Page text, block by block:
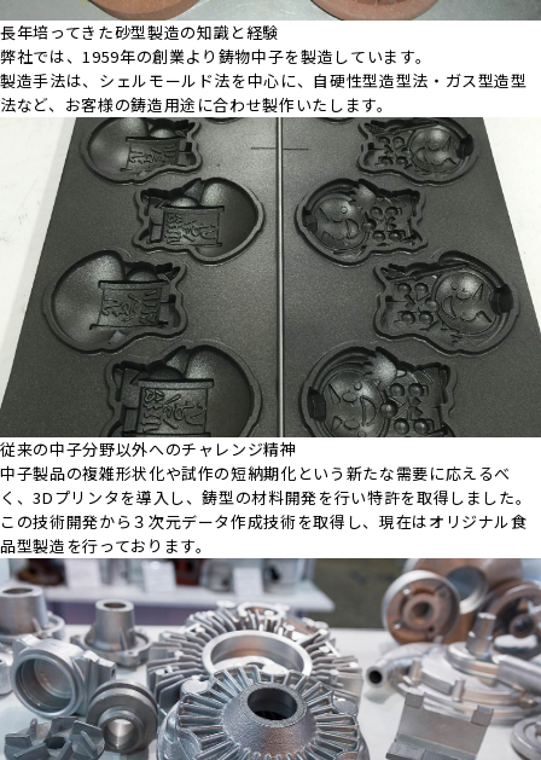
長年培ってきた砂型製造の知識と経験
弊社では、1959年の創業より鋳物中子を製造しています。
製造手法は、シェルモールド法を中心に、自硬性型造型法・ガス型造型
法など、お客様の鋳造用途に合わせ製作いたします。
従来の中子分野以外へのチャレンジ精神
中子製品の複雑形状化や試作の短納期化という新たな需要に応えるべ
く、3Dプリンタを導入し、鋳型の材料開発を行い特許を取得しました。
この技術開発から３次元データ作成技術を取得し、現在はオリジナル食
品型製造を行っております。